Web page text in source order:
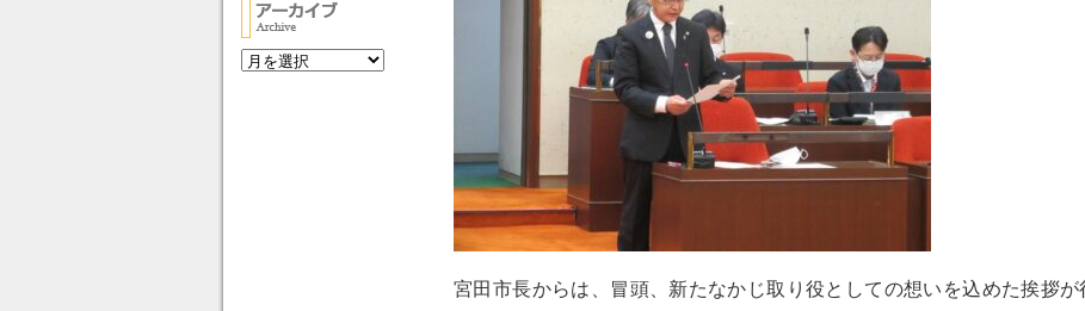
宮田市長からは、冒頭、新たなかじ取り役としての想いを込めた挨拶が